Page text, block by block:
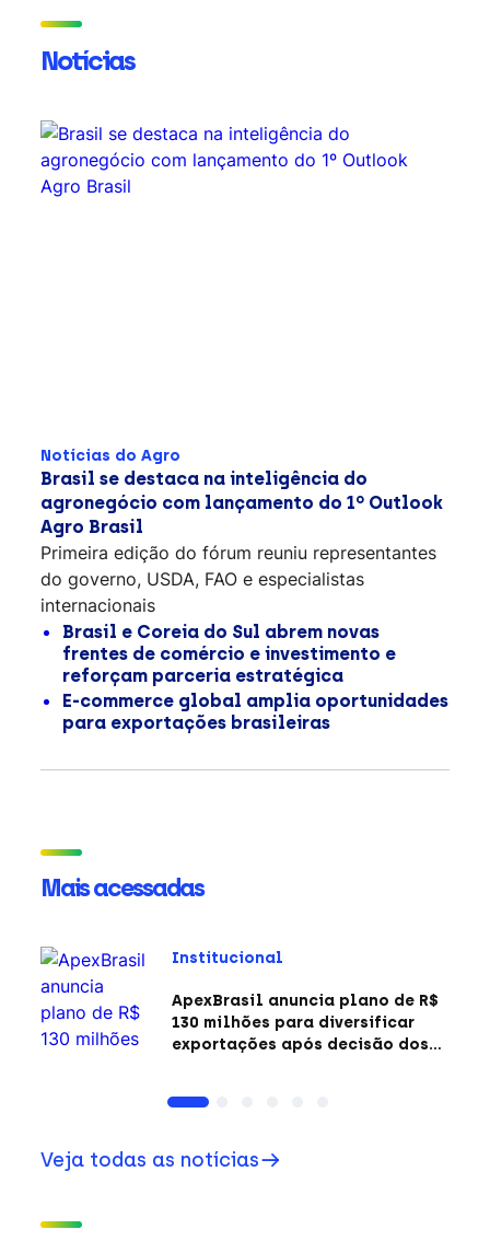
Notícias
Notícias do Agro
Brasil se destaca na inteligência do
agronegócio com lançamento do 1º Outlook
Agro Brasil
Primeira edição do fórum reuniu representantes
do governo, USDA, FAO e especialistas
internacionais
Brasil e Coreia do Sul abrem novas
frentes de comércio e investimento e
reforçam parceria estratégica
E-commerce global amplia oportunidades
para exportações brasileiras
Mais acessadas
Institucional
ApexBrasil anuncia plano de R$
130 milhões para diversificar
exportações após decisão dos
Veja todas as notícias